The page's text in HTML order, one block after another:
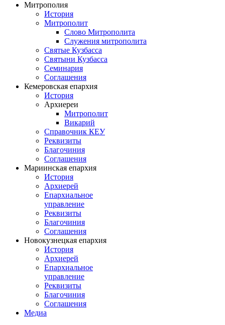
Митрополия
История
Митрополит
Слово Митрополита
Служения митрополита
Святые Кузбасса
Святыни Кузбасса
Семинария
Соглашения
Кемеровская епархия
История
Архиереи
Митрополит
Викарий
Справочник КЕУ
Реквизиты
Благочиния
Соглашения
Мариинская епархия
История
Архиерей
Епархиальное
управление
Реквизиты
Благочиния
Соглашения
Новокузнецкая епархия
История
Архиерей
Епархиальное
управление
Реквизиты
Благочиния
Соглашения
Медиа